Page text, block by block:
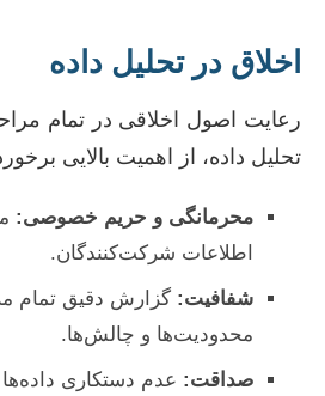
اخلاق در تحلیل داده
رعایت اصول اخلاقی در تمام
تحلیل داده، از اهمیت بالایی
محرمانگی و حریم خصوصی:
اطلاعات شرکت‌کنندگان.
شفافیت: گزارش دقیق تمام
محدودیت‌ها و چالش‌ها.
صداقت: عدم دستکاری داده‌ها